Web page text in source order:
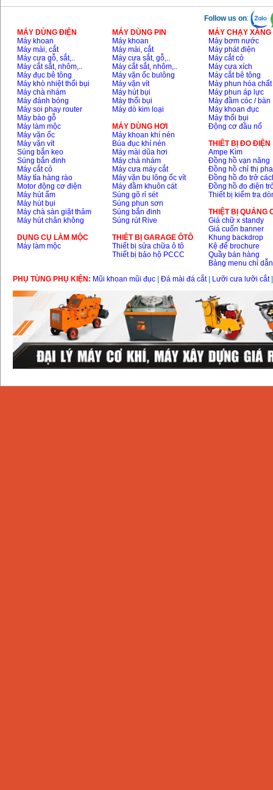
Follow us on:
MÁY DÙNG ĐIỆN
Máy khoan
Máy mài, cắt
Máy cưa gỗ, sắt,..
Máy cắt sắt, nhôm,..
Máy đục bê tông
Máy khò nhiệt thổi bụi
Máy chà nhám
Máy đánh bóng
Máy soi phay router
Máy bào gỗ
Máy làm mộc
Máy vặn ốc
Máy vặn vít
Súng bắn keo
Súng bắn đinh
Máy cắt cỏ
Máy tỉa hàng rào
Motor động cơ điện
Máy hút ẩm
Máy hút bụi
Máy chà sàn giặt thảm
Máy hút chân không
DỤNG CỤ LÀM MỘC
Máy làm mộc
MÁY DÙNG PIN
Máy khoan
Máy mài, cắt
Máy cưa sắt, gỗ,..
Máy cắt sắt, nhôm,..
Máy vặn ốc bulông
Máy vặn vít
Máy hút bụi
Máy thổi bụi
Máy dò kim loại
MÁY DÙNG HƠI
Máy khoan khí nén
Búa đục khí nén
Máy mài dũa hơi
Máy chà nhám
Máy cưa máy cắt
Máy vặn bu lông ốc vít
Máy đầm khuôn cát
Súng gõ rỉ sét
Súng phun sơn
Súng bắn đinh
Súng rút Rive
THIÊT BỊ GARAGE ÔTÔ
Thiết bị sửa chữa ô tô
Thiết bị bảo hộ PCCC
MÁY CHẠY
Máy bơm nước
Máy phát điện
Máy cắt cỏ
Máy cưa xích
Máy cắt bê tông
Máy phun hóa chất
Máy phun áp lực
Máy đầm cóc / bàn
Máy khoan đục
Máy thổi bụi
Động cơ đầu nổ
THIÊT BỊ ĐO ĐIỆN
Ampe Kìm
Đồng hồ vạn năng
Đồng hồ chỉ thị pha
Đồng hồ đo trở
Đồng hồ đo điện
Thiết bị kiểm tra
THIỆT BỊ QUẢNG
Giá chữ x standy
Giá cuốn banner
Khung backdrop
Kệ để brochure
Quầy bán hàng
Bảng menu chỉ dẫn
PHỤ TÙNG PHỤ KIỆN: Mũi khoan mũi đục Đá mài đá cắt| Lưỡi cưa lưỡi cắt